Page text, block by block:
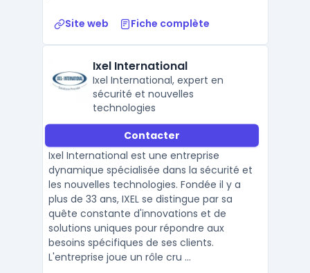
Site web Fiche complète
Ixel International
Ixel International, expert en
sécurité et nouvelles
technologies
Contacter
Ixel International est une entreprise
dynamique spécialisée dans la sécurité et
les nouvelles technologies. Fondée il y a
plus de 33 ans, IXEL se distingue par sa
quête constante d'innovations et de
solutions uniques pour répondre aux
besoins spécifiques de ses clients.
L'entreprise joue un rôle cru ...